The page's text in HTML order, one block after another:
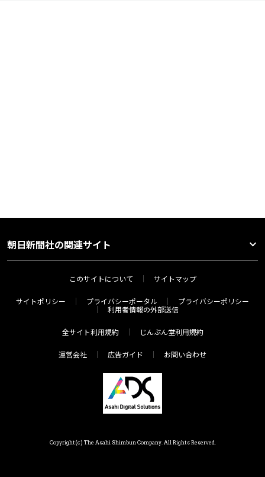
朝日新聞社の関連サイト
このサイトについて サイトマップ
サイトポリシー プライバシーポータル
プライバシーポリシー
利用者情報の外部送信
全サイト利用規約 じんぶん堂利用規約
運営会社 広告ガイド お問い合わせ
Copyright(c) The Asahi Shimbun Company. All Rights Reserved.